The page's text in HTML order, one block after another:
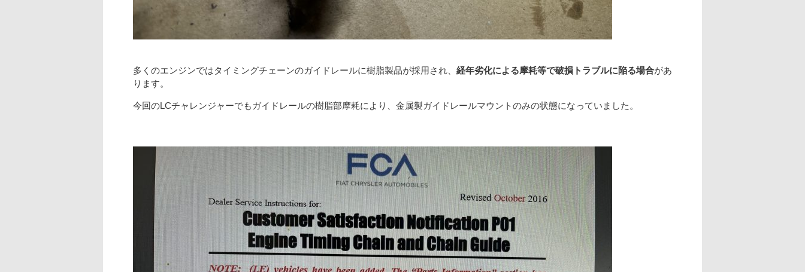
多くのエンジンではタイミングチェーンのガイドレールに樹脂製品が採用され、 経年劣化による摩耗等で破損トラブルに陥る場合があ
ります。
今回のLCチャレンジャーでもガイドレールの樹脂部摩耗により、金属製ガイドレールマウントのみの状態になっていました。